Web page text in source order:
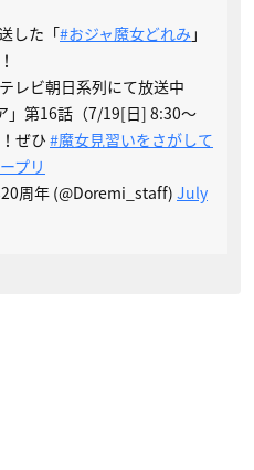
した「#おジャ魔女どれみ 」
レビ朝日系列にて放送中
」第16話（7/19[日] 8:30～
ぜひ #魔女見習いをさがして
プリ
周年 (@Doremi_staff) July